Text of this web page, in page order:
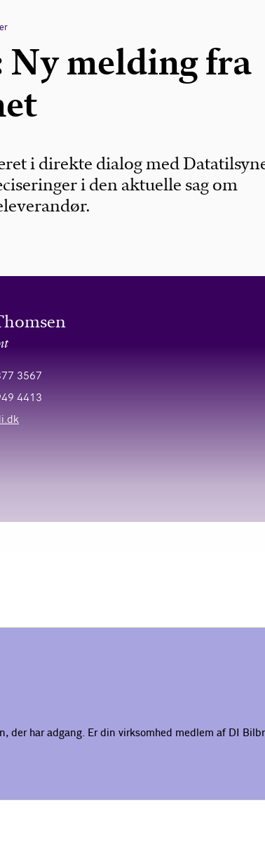
melding fra
i direkte dialog med
i den aktuelle sag om
3567
4413
der har adgang. Er din virksomhed medlem af DI